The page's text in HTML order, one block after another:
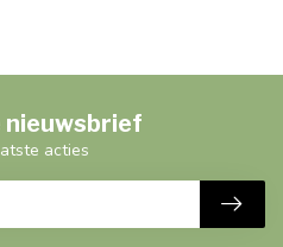
nieuwsbrief
acties